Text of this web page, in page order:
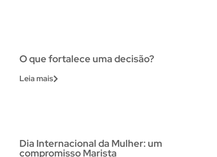
O que fortalece uma decisão?
Leia mais
Dia Internacional da Mulher: um
compromisso Marista